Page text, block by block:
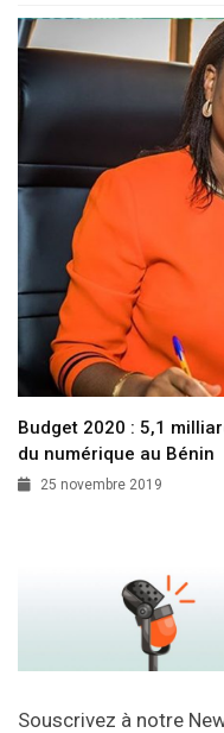
Budget 2020 : 5,1
du numérique au Bénin
25 novembre 2019
Souscrivez à notre